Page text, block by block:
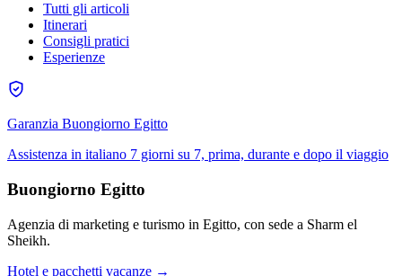
Tutti gli articoli
Itinerari
Consigli pratici
Esperienze
Garanzia Buongiorno Egitto
Assistenza in italiano 7 giorni su 7, prima, durante e dopo il viaggio
Buongiorno Egitto
Agenzia di marketing e turismo in Egitto, con sede a Sharm el
Sheikh.
Hotel e pacchetti vacanze →